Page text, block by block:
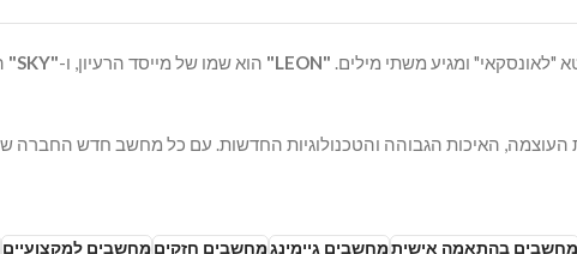
"לאונסקאי" ומגיע משתי מילים. "
LEON
" הוא שמו של מייסד הרעיון, ו-"
SKY
"
האיכות הגבוהה והטכנולוגיות החדשות. עם כל מחשב חדש החברה
מחשבים בהתאמה אישיתמחשבים גיימינגמחשבים חזקיםמחשבים למקצועיים